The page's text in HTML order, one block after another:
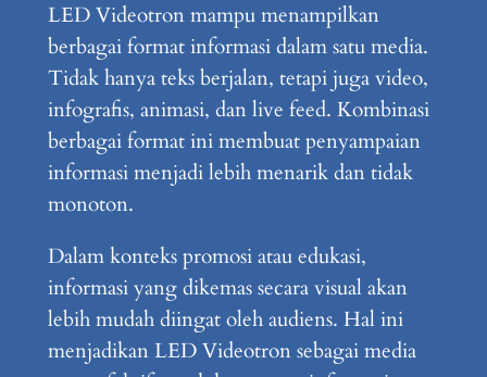
LED Videotron mampu menampilkan
berbagai format informasi dalam satu media.
Tidak hanya teks berjalan, tetapi juga video,
infografis, animasi, dan live feed. Kombinasi
berbagai format ini membuat penyampaian
informasi menjadi lebih menarik dan tidak
monoton.
Dalam konteks promosi atau edukasi,
informasi yang dikemas secara visual akan
lebih mudah diingat oleh audiens. Hal ini
menjadikan LED Videotron sebagai media